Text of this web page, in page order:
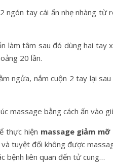
ngón tay cái ấn nhẹ nhàng từ
làm tâm sau đó dùng hai tay
20 lần.
ngửa, nắm cuộn 2 tay lại
massage bằng cách ấn vào
thực hiện massage giảm mỡ
tuyệt đối không được
bệnh liên quan đến tử cung…